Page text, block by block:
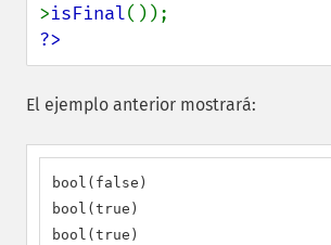
>isFinal
?>
El ejemplo anterior mostrará:
bool(false)
bool(true)
bool(true)